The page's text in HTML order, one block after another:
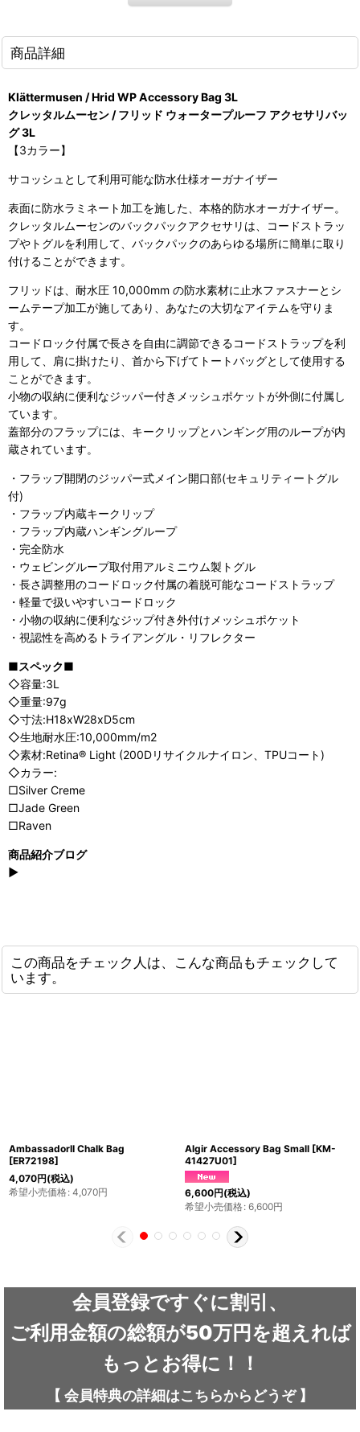
商品詳細
Klättermusen / Hrid WP Accessory Bag 3L
クレッタルムーセン / フリッド ウォータープルーフ アクセサリバッ
グ 3L
【3カラー】
サコッシュとして利用可能な防水仕様オーガナイザー
表面に防水ラミネート加工を施した、本格的防水オーガナイザー。
クレッタルムーセンのバックパックアクセサリは、コードストラッ
プやトグルを利用して、バックパックのあらゆる場所に簡単に取り
付けることができます。
フリッドは、耐水圧 10,000mm の防水素材に止水ファスナーとシ
ームテープ加工が施してあり、あなたの大切なアイテムを守りま
す。
コードロック付属で長さを自由に調節できるコードストラップを利
用して、肩に掛けたり、首から下げてトートバッグとして使用する
ことができます。
小物の収納に便利なジッパー付きメッシュポケットが外側に付属し
ています。
蓋部分のフラップには、キークリップとハンギング用のループが内
蔵されています。
・フラップ開閉のジッパー式メイン開口部(セキュリティートグル
付)
・フラップ内蔵キークリップ
・フラップ内蔵ハンギングループ
・完全防水
・ウェビングループ取付用アルミニウム製トグル
・長さ調整用のコードロック付属の着脱可能なコードストラップ
・軽量で扱いやすいコードロック
・小物の収納に便利なジップ付き外付けメッシュポケット
・視認性を高めるトライアングル・リフレクター
■スペック■
◇容量:3L
◇重量:97g
◇寸法:H18xW28xD5cm
◇生地耐水圧:10,000mm/m2
◇素材:Retina® Light (200Dリサイクルナイロン、TPUコート)
◇カラー:
□Silver Creme
□Jade Green
□Raven
商品紹介ブログ
▶
この商品をチェック人は、こんな商品もチェックして
います。
AmbassadorII Chalk Bag
[ER72198]
4,070円(税込)
希望小売価格: 4,070円
Algir Accessory Bag Small [KM-
41427U01]
6,600円(税込)
希望小売価格: 6,600円
会員登録ですぐに割引、
ご利用金額の総額が50万円を超えれば
もっとお得に！！
【 会員特典の詳細はこちらから どうぞ】